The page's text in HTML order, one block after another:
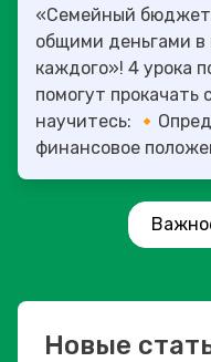
«Семейный бюджет
общими деньгами в
каждого»! 4 урока
помогут прокачать
научитесь:
финансовое
Новые